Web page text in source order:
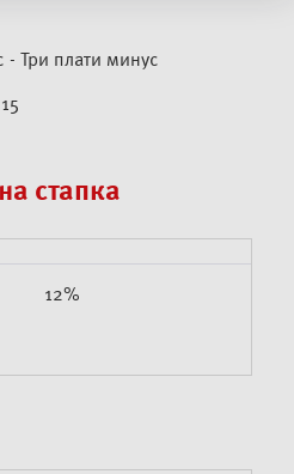
Три плати минус
стапка
12%